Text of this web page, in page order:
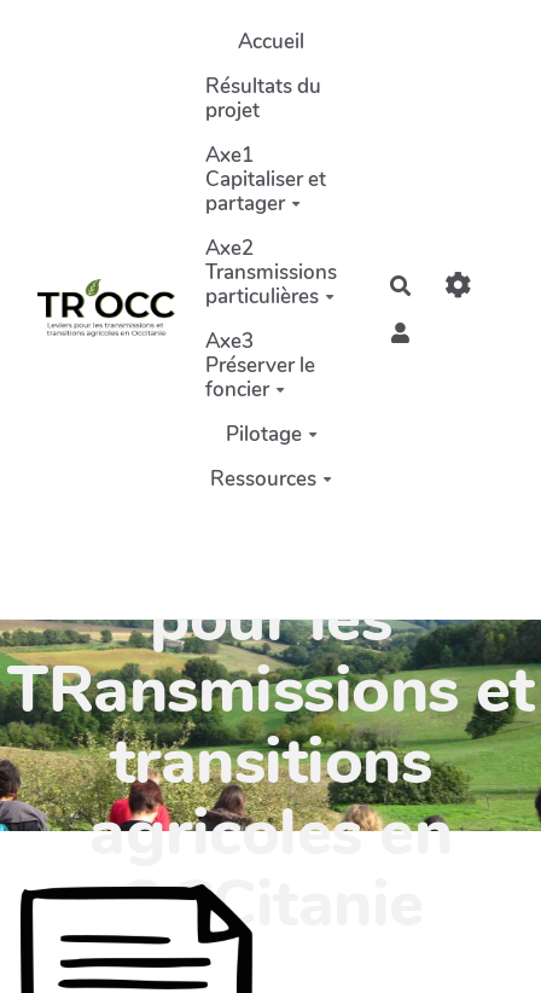
Aller au contenu principalAccueil
Résultats du
projet
Axe1
Capitaliser et
partager
Axe2
Transmissions
particulières
Axe3
Préserver le
foncier
Pilotage
Ressources
Rechercher
pour les
TRansmissions et
transitions
agricoles en
OCCitanie